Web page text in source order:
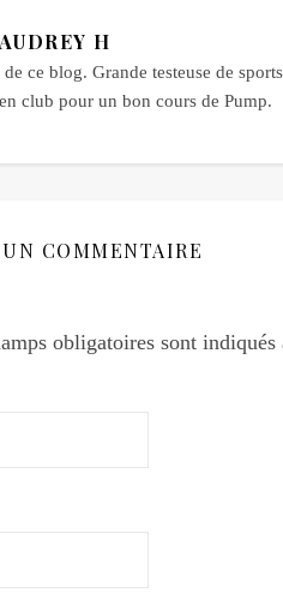
AUDREY H
ce blog. Grande testeuse de
club pour un bon cours de Pump.
COMMENTAIRE
obligatoires sont indiqués